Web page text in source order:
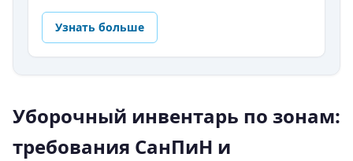
Узнать больше
Уборочный инвентарь по зонам:
требования СанПиН и